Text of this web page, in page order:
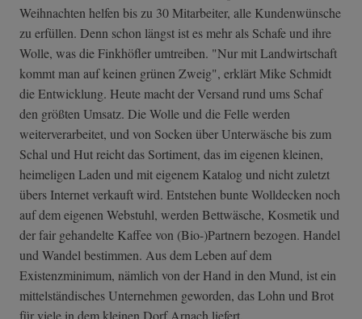
Weihnachten helfen bis zu 30 Mitarbeiter, alle Kundenwünsche
zu erfüllen. Denn schon längst ist es mehr als Schafe und ihre
Wolle, was die Finkhöfler umtreiben. "Nur mit Landwirtschaft
kommt man auf keinen grünen Zweig", erklärt Mike Schmidt
die Entwicklung. Heute macht der Versand rund ums Schaf
den größten Umsatz. Die Wolle und die Felle werden
weiterverarbeitet, und von Socken über Unterwäsche bis zum
Schal und Hut reicht das Sortiment, das im eigenen kleinen,
heimeligen Laden und mit eigenem Katalog und nicht zuletzt
übers Internet verkauft wird. Entstehen bunte Wolldecken noch
auf dem eigenen Webstuhl, werden Bettwäsche, Kosmetik und
der fair gehandelte Kaffee von (Bio-)Partnern bezogen. Handel
und Wandel bestimmen. Aus dem Leben auf dem
Existenzminimum, nämlich von der Hand in den Mund, ist ein
mittelständisches Unternehmen geworden, das Lohn und Brot
für viele in dem kleinen Dorf Arnach liefert.